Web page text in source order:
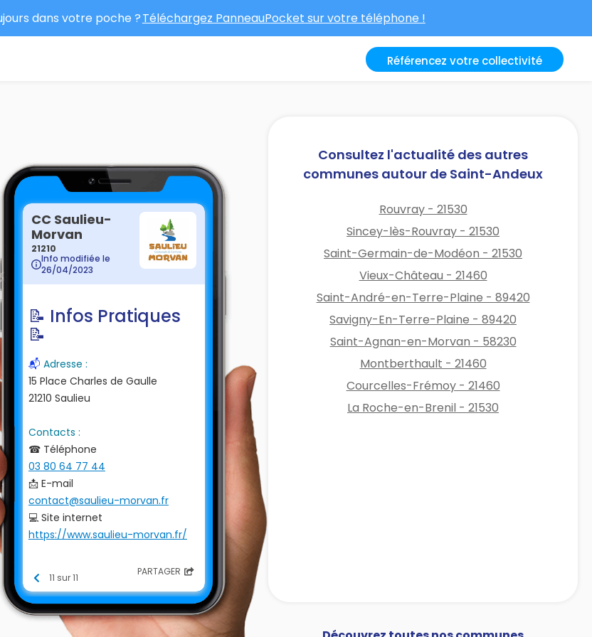
dans votre poche ?Téléchargez PanneauPocket sur votre téléphone !
Référencez votre collectivité
CC Saulieu-
Morvan
21210
Info modifiée le
26/04/2023
📝 Infos Pratiques
📝
📬 Adresse :
15 Place Charles de Gaulle
21210 Saulieu
Contacts :
☎ Téléphone
03 80 64 77 44
📩 E-mail
contact@saulieu-morvan.fr
💻 Site internet
https://www.saulieu-morvan.fr/
Retrouvez toutes les informations
et les alertes des services :
-Communauté de communes de
11 sur 11 PARTAGER
Consultez l'actualité des autres
communes autour de Saint-Andeux
Rouvray - 21530
Sincey-lès-Rouvray - 21530
Saint-Germain-de-Modéon - 21530
Vieux-Château - 21460
Saint-André-en-Terre-Plaine - 89420
Savigny-En-Terre-Plaine - 89420
Saint-Agnan-en-Morvan - 58230
Montberthault - 21460
Courcelles-Frémoy - 21460
La Roche-en-Brenil - 21530